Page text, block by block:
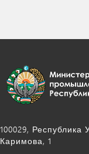
100029, Республика
Каримова, 1